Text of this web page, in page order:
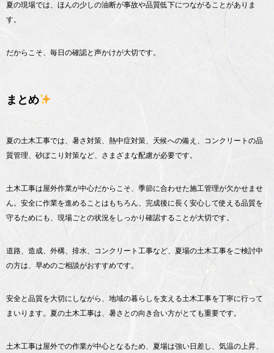
夏の現場では、ほんの少しの油断が事故や品質低下につながることがありま
す。
だからこそ、毎日の確認と声かけが大切です。
まとめ
夏の土木工事では、暑さ対策、熱中症対策、天候への備え、コンクリートの品
質管理、砂ぼこり対策など、さまざまな配慮が必要です。
土木工事は屋外作業が中心だからこそ、季節に合わせた施工管理が欠かせませ
ん。安全に作業を進めることはもちろん、完成後に長く安心して使える品質を
守るためにも、現場ごとの状況をしっかり確認することが大切です。
道路、造成、外構、排水、コンクリート工事など、夏場の土木工事をご検討中
の方は、早めのご相談がおすすめです。
安全と品質を大切にしながら、地域の暮らしを支える土木工事を丁寧に行って
まいります。夏の土木工事は、暑さとの向き合い方がとても重要です。
土木工事は屋外での作業が中心となるため、夏場は強い日差し、気温の上昇、